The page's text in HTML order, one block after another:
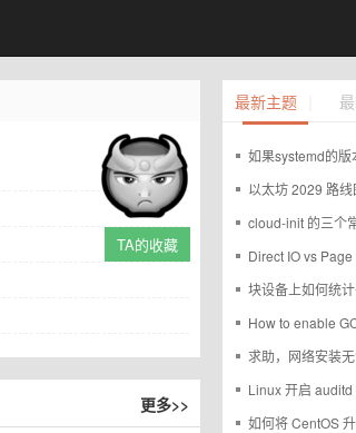
TA的收藏
更多>>
最新主题
如果systemd的版本没有变，我
以太坊 2029 路线图
cloud-init 的三个常
Direct IO vs Page
块设备上如何统计平
How to enable
求助，网络安装
Linux 开启
如何将 CentOS